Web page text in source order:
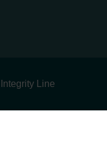
Integrity Line